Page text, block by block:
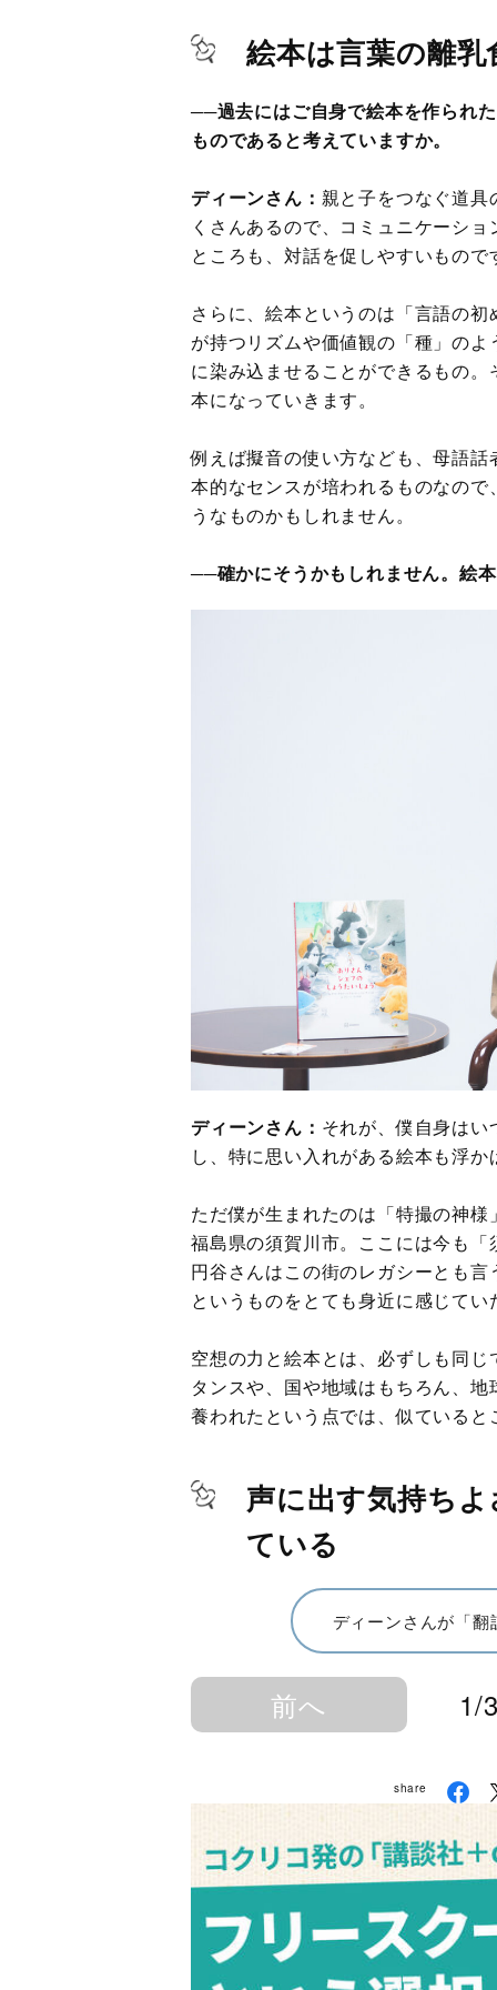
絵本は言葉の離
──過去にはご自身で絵本を作られ
ものであると考えていますか。
ディーンさん： 親と子をつなぐ道
くさんあるので、コミュニケーシ
ところも、対話を促しやすいもので
さらに、絵本というのは「言語の
が持つリズムや価値観の「種」の
に染み込ませることができるもの
本になっていきます。
例えば擬音の使い方なども、母語
本的なセンスが培われるものなの
うなものかもしれません。
──確かにそうかもしれません。絵
ディーンさん： それが、僕自身は
し、特に思い入れがある絵本も浮
ただ僕が生まれたのは「特撮の神
福島県の須賀川市。ここには今も
円谷さんはこの街のレガシーとも
というものをとても身近に感じてい
空想の力と絵本とは、必ずしも同
タンスや、国や地域はもちろん、
養われたという点では、似ている
声に出す気持ち
ている
ディーンさんが「
前へ 1/
share